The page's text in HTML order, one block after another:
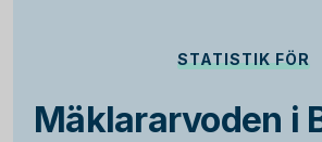
STATISTIK FÖR
Mäklararvoden i